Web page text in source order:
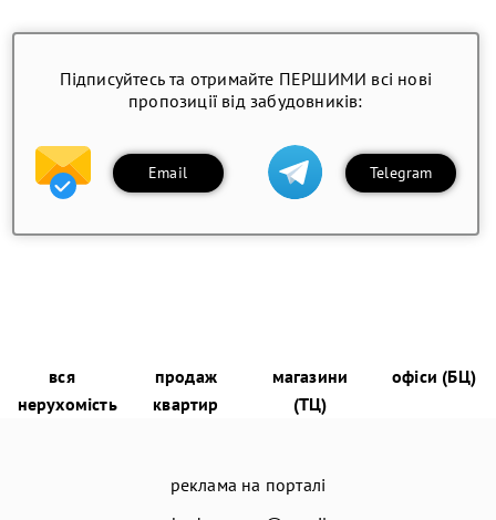
Підписуйтесь та отримайте ПЕРШИМИ всі нові
пропозиції від забудовників:
Email Telegram
вся
нерухомість
продаж
квартир
магазини
(ТЦ)
офіси (БЦ)
реклама на порталі